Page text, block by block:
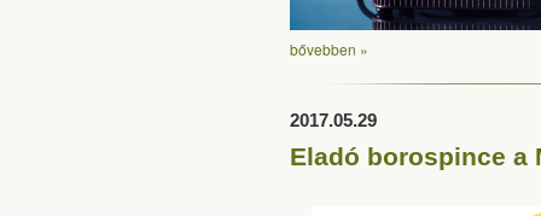
bővebben »
2017.05.29
Eladó borospince a